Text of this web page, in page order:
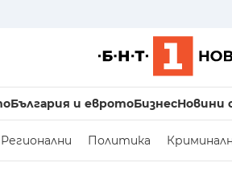
България и евротоБизнесНовини
Регионални Политика